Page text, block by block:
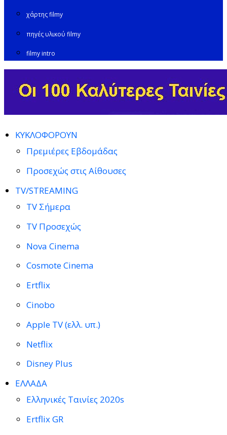
χάρτης filmy
πηγές υλικού filmy
filmy intro
ΚΥΚΛΟΦΟΡΟΥΝ
Πρεμιέρες Εβδομάδας
Προσεχώς στις Αίθουσες
TV/STREAMING
TV Σήμερα
TV Προσεχώς
Nova Cinema
Cosmote Cinema
Ertflix
Cinobo
Apple TV (ελλ. υπ.)
Netflix
Disney Plus
ΕΛΛΑΔΑ
Ελληνικές Ταινίες 2020s
Ertflix GR